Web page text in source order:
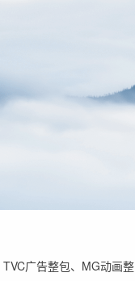
广告整包、MG动画整